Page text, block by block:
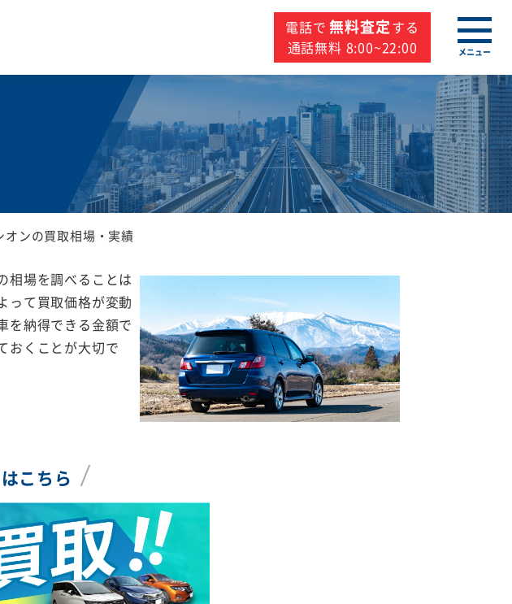
電話で 無料査定する
通話無料 8:00~22:00
メニュー
オンの買取相場・実績
相場を調べることは
って買取価格が変動
を納得できる金額で
おくことが大切で
こちら